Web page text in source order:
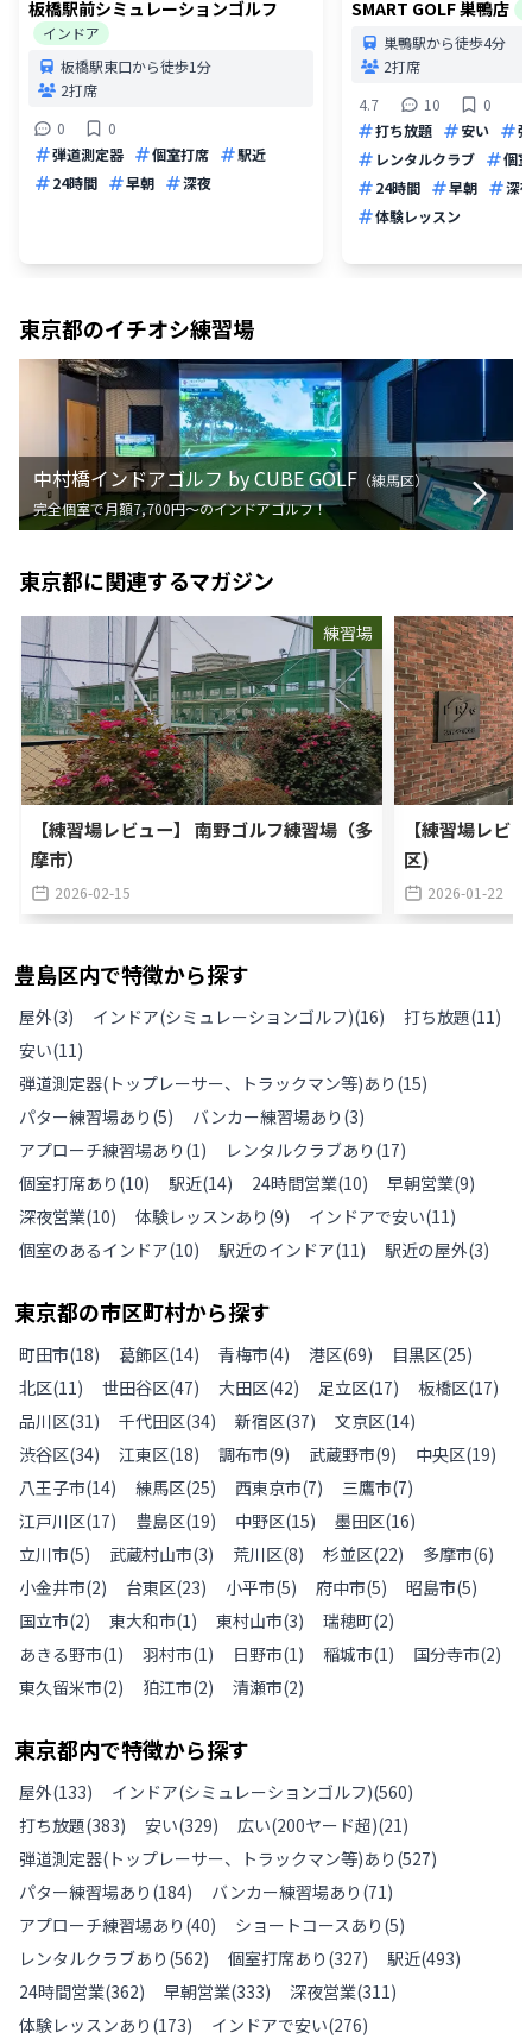
板橋駅前シミュレーションゴルフ
インドア
板橋駅東口から徒歩1分
2打席
0
0
弾道測定器
個室打席
駅近
24時間
早朝 深夜
SMART GOLF 巣鴨店
巣鴨駅から徒歩4分
2打席
4.7
10
0
打ち放題
安い
レンタルクラブ
個
24時間
早朝
深
体験レッスン
東京都のイチオシ練習場
中村橋インドアゴルフ by CUBE GOLF （練馬区）
完全個室で月額7,700円〜のインドアゴルフ！
東京都に関連するマガジン
練習場
【練習場レビュー】 南野ゴルフ練習場（多
摩市）
2026-02-15
【練習場レビ
区)
2026-01-22
豊島区内で特徴から探す
屋外(3) インドア(シミュレーションゴルフ)(16) 打ち放題(11)
安い(11)
弾道測定器(トップレーサー、トラックマン等)あり (15)
パター練習場あり (5) バンカー練習場あり (3)
アプローチ練習場あり (1) レンタルクラブあり (17)
個室打席あり (10) 駅近(14) 24時間営業(10) 早朝営業(9)
深夜営業(10) 体験レッスンあり (9) インドアで安い(11)
個室のあるインドア(10) 駅近のインドア(11) 駅近の屋外(3)
東京都の市区町村から探す
町田市(18) 葛飾区(14) 青梅市(4) 港区(69) 目黒区(25)
北区(11) 世田谷区(47) 大田区(42) 足立区(17) 板橋区(17)
品川区(31) 千代田区(34) 新宿区(37) 文京区(14)
渋谷区(34) 江東区(18) 調布市(9) 武蔵野市(9) 中央区(19)
八王子市(14) 練馬区(25) 西東京市(7) 三鷹市(7)
江戸川区(17) 豊島区(19) 中野区(15) 墨田区(16)
立川市(5) 武蔵村山市(3) 荒川区(8) 杉並区(22) 多摩市(6)
小金井市(2) 台東区(23) 小平市(5) 府中市(5) 昭島市(5)
国立市(2) 東大和市(1) 東村山市(3) 瑞穂町(2)
あきる野市(1) 羽村市(1) 日野市(1) 稲城市(1) 国分寺市(2)
東久留米市(2) 狛江市(2) 清瀬市(2)
東京都内で特徴から探す
屋外(133) インドア(シミュレーションゴルフ)(560)
打ち放題(383) 安い(329) 広い(200ヤード超)(21)
弾道測定器(トップレーサー、トラックマン等)あり (527)
パター練習場あり (184) バンカー練習場あり (71)
アプローチ練習場あり (40) ショートコースあり (5)
レンタルクラブあり (562) 個室打席あり (327) 駅近(493)
24時間営業(362) 早朝営業(333) 深夜営業(311)
体験レッスンあり (173) インドアで安い(276)